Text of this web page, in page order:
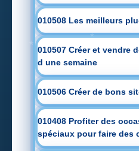
010508 Les meilleurs
010507 Créer et vendre
d une semaine
010506 Créer de bons
010408 Profiter des
spéciaux pour faire des